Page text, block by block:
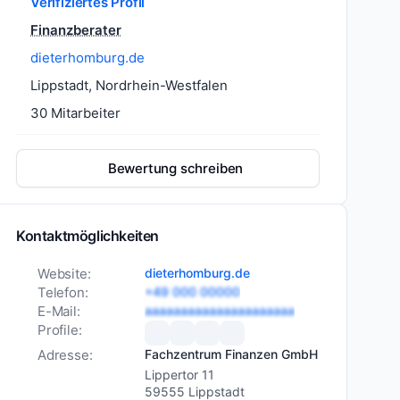
Finanzberater
dieterhomburg.de
Lippstadt, Nordrhein-Westfalen
30 Mitarbeiter
Bewertung schreiben
Kontaktmöglichkeiten
Website: dieterhomburg.de
Telefon: +49 000 00000
E-Mail: aaaaaaaaaaaaaaaaaaaaa
Profile:
Adresse:
Fachzentrum Finanzen GmbH
Lippertor 11
59555 Lippstadt